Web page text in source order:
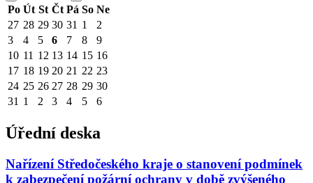
Po Út St Čt Pá So Ne
27 28 29 30 31 1
2
3
4 5 6 7 8
9
10 11 12 13 14 15 16
17 18 19 20 21 22 23
24 25 26 27 28 29 30
31 1 2 3 4 5 6
Úřední deska
Nařízení Středočeského kraje o stanovení podmínek
k zabezpečení požární ochrany v době zvýšeného